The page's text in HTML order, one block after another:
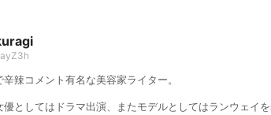
辣コメント有名な美容家ライター。
としてはドラマ出演、またモデルとしてはランウェイ